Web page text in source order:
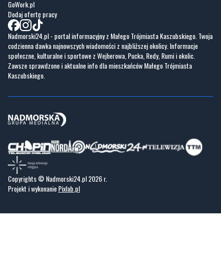
GoWork.pl
Dodaj ofertę pracy
Nadmorski24.pl - portal informacyjny z Małego Trójmiasta Kaszubskiego. Twoja
codzienna dawka najnowszych wiadomości z najbliższej okolicy. Informacje
społeczne, kulturalne i sportowe z Wejherowa, Pucka, Redy, Rumi i okolic.
Zawsze sprawdzone i aktualne info dla mieszkańców Małego Trójmiasta
Kaszubskiego.
Copyrights © Nadmorski24.pl 2026 r.
Projekt i wykonaniePixlab.pl